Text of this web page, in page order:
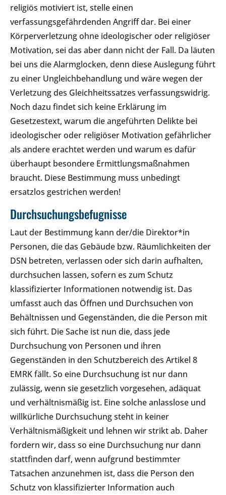
religiös motiviert ist, stelle einen
verfassungsgefährdenden Angriff dar. Bei einer
Körperverletzung ohne ideologischer oder religiöser
Motivation, sei das aber dann nicht der Fall. Da läuten
bei uns die Alarmglocken, denn diese Auslegung führt
zu einer Ungleichbehandlung und wäre wegen der
Verletzung des Gleichheitssatzes verfassungswidrig.
Noch dazu findet sich keine Erklärung im
Gesetzestext, warum die angeführten Delikte bei
ideologischer oder religiöser Motivation gefährlicher
als andere erachtet werden und warum es dafür
überhaupt besondere Ermittlungsmaßnahmen
braucht. Diese Bestimmung muss unbedingt
ersatzlos gestrichen werden!
Durchsuchungsbefugnisse
Laut der Bestimmung kann der/die Direktor*in
Personen, die das Gebäude bzw. Räumlichkeiten der
DSN betreten, verlassen oder sich darin aufhalten,
durchsuchen lassen, sofern es zum Schutz
klassifizierter Informationen notwendig ist. Das
umfasst auch das Öffnen und Durchsuchen von
Behältnissen und Gegenständen, die die Person mit
sich führt. Die Sache ist nun die, dass jede
Durchsuchung von Personen und ihren
Gegenständen in den Schutzbereich des Artikel 8
EMRK fällt. So eine Durchsuchung ist nur dann
zulässig, wenn sie gesetzlich vorgesehen, adäquat
und verhältnismäßig ist. Eine solche anlasslose und
willkürliche Durchsuchung steht in keiner
Verhältnismäßigkeit und lehnen wir strikt ab. Daher
fordern wir, dass so eine Durchsuchung nur dann
stattfinden darf, wenn aufgrund bestimmter
Tatsachen anzunehmen ist, dass die Person den
Schutz von klassifizierter Information auch